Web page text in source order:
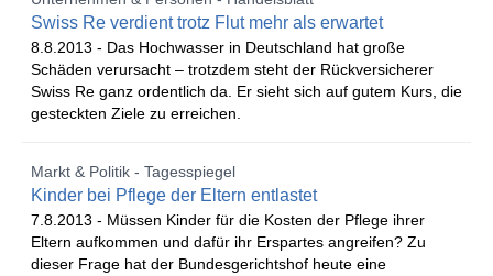
Swiss Re verdient trotz Flut mehr als erwartet
8.8.2013 - Das Hochwasser in Deutschland hat große
Schäden verursacht – trotzdem steht der Rückversicherer
Swiss Re ganz ordentlich da. Er sieht sich auf gutem Kurs, die
gesteckten Ziele zu erreichen.
Markt & Politik - Tagesspiegel
Kinder bei Pflege der Eltern entlastet
7.8.2013 - Müssen Kinder für die Kosten der Pflege ihrer
Eltern aufkommen und dafür ihr Erspartes angreifen? Zu
dieser Frage hat der Bundesgerichtshof heute eine